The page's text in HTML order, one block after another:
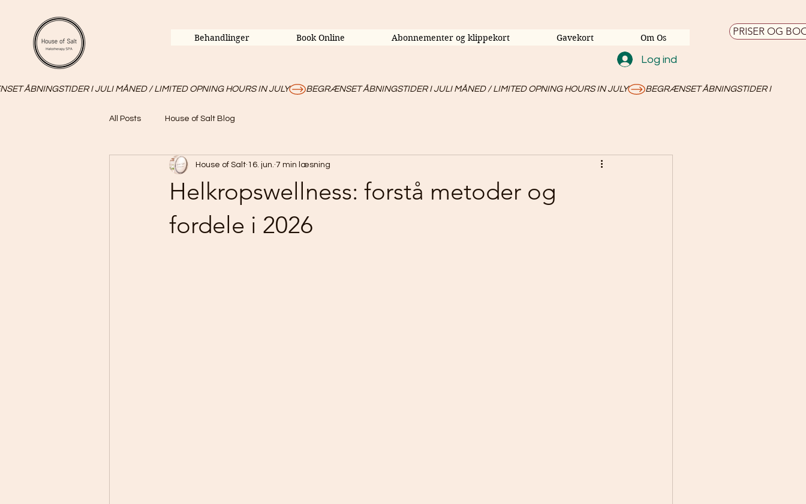
Behandlinger Book Online Abonnementer og klippekort Gavekort Om Os
Log ind
PRISER OG
ÅBNINGSTIDER I JULI MÅNED / LIMITED OPNING HOURS IN JULY
All Posts House of Salt Blog
Helkropswellness: forstå metoder og
fordele i 2026
House of Salt 16. jun. 7 min læsning